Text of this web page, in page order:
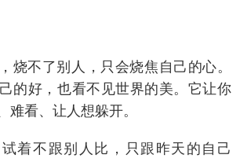
烧不了别人，只会烧焦自己的心。
的好，也看不见世界的美。它让你
难看、让人想躲开。
着不跟别人比，只跟昨天的自己